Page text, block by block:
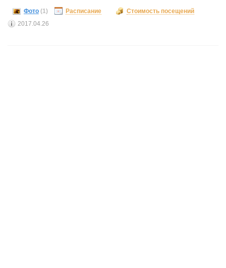
Фото (1) Расписание
Стоимость посещений
2017.04.26